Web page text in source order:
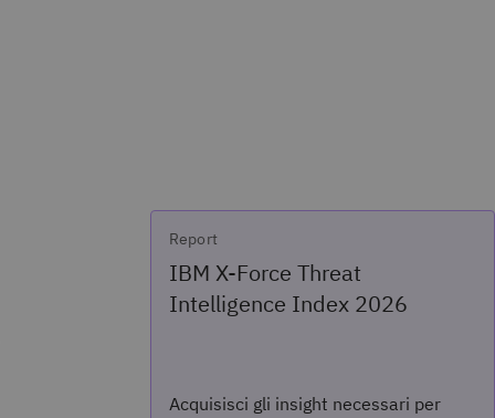
Report
IBM X-Force Threat
Intelligence Index 2026
Acquisisci gli insight necessari per